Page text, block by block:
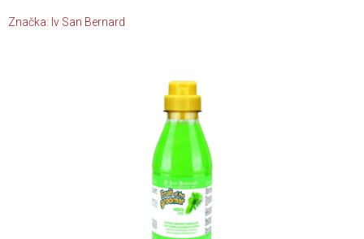
Značka: Iv San Bernard